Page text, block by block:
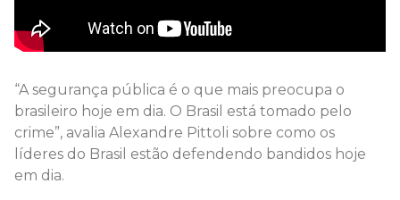
“A segurança pública é o que mais preocupa o
brasileiro hoje em dia. O Brasil está tomado pelo
crime”, avalia Alexandre Pittoli sobre como os
líderes do Brasil estão defendendo bandidos hoje
em dia.